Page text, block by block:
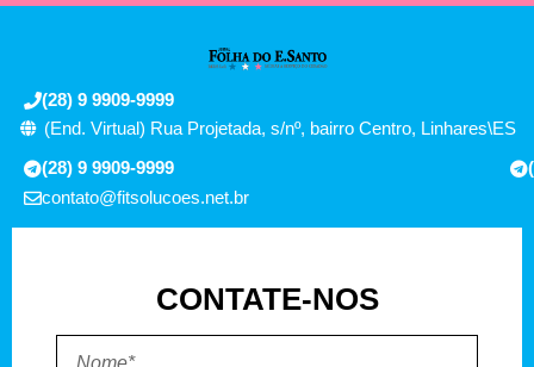
(28) 9 9909-9999
(End. Virtual) Rua Projetada, s/nº, bairro Centro, Linhares\ES
(28) 9 9909-9999
contato@fitsolucoes.net.br
CONTATE-NOS